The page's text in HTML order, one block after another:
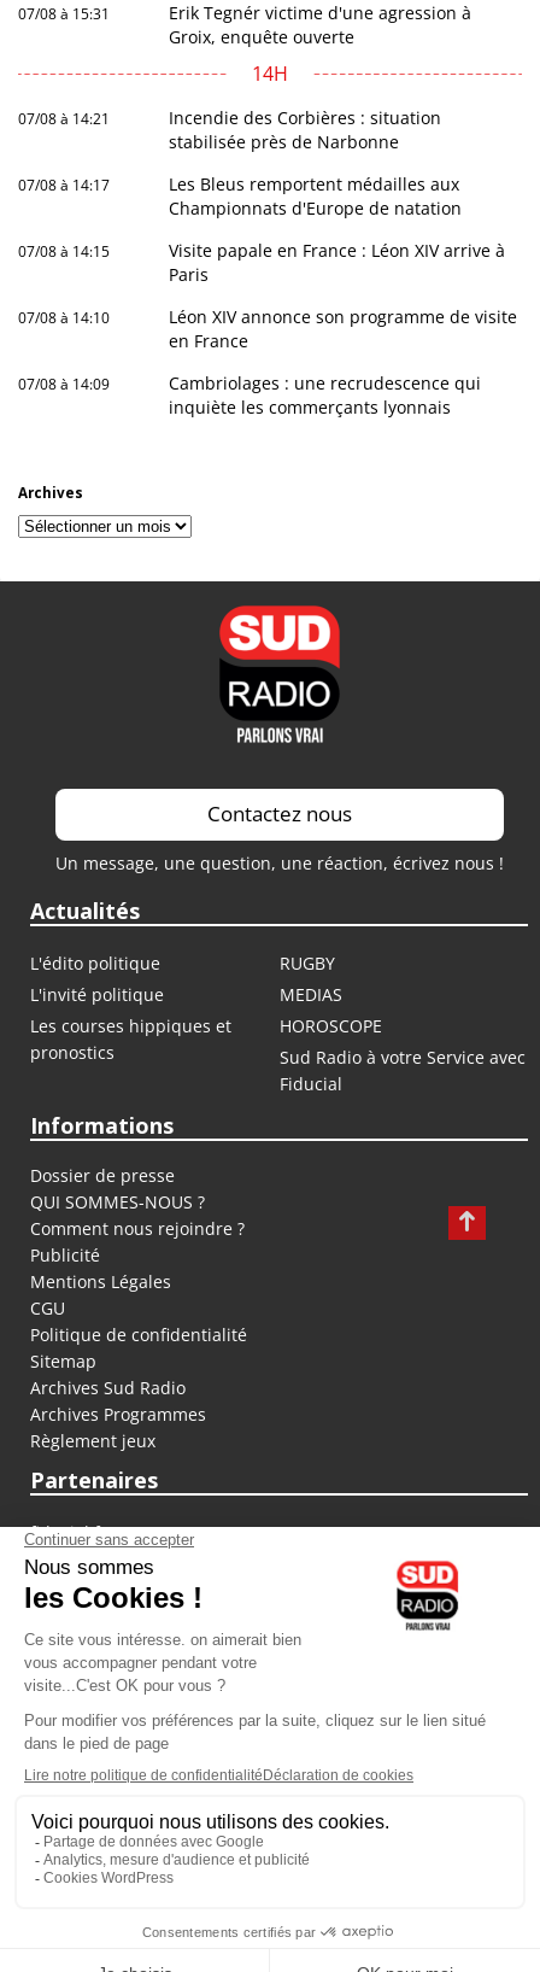
07/08 à 15:31
Erik Tegnér victime d'une agression à
Groix, enquête ouverte
14H
07/08 à 14:21
Incendie des Corbières : situation
stabilisée près de Narbonne
07/08 à 14:17
Les Bleus remportent médailles aux
Championnats d'Europe de natation
07/08 à 14:15
Visite papale en France : Léon XIV arrive à
Paris
07/08 à 14:10
Léon XIV annonce son programme de visite
en France
07/08 à 14:09
Cambriolages : une recrudescence qui
inquiète les commerçants lyonnais
Archives
Archives
Contactez nous
Un message, une question, une réaction, écrivez nous !
Actualités
L'édito politique
RUGBY
L'invité politique
MEDIAS
Les courses hippiques et
pronostics
HOROSCOPE
Sud Radio à votre Service avec
Fiducial
Informations
Dossier de presse
QUI SOMMES-NOUS ?
Comment nous rejoindre ?
Publicité
Mentions Légales
CGU
Politique de confidentialité
Sitemap
Archives Sud Radio
Archives Programmes
Règlement jeux
Partenaires
fiducial.fr
lyoncapitale.fr
olympique-et-lyonnais.com
L'application Iphone / Android
Téléchargez l'application
Les cookies
Gestion des cookies
Crédit photos : ©Sud Radio / Pierre Olivier
Laurence Péraud
Laurence Péraud